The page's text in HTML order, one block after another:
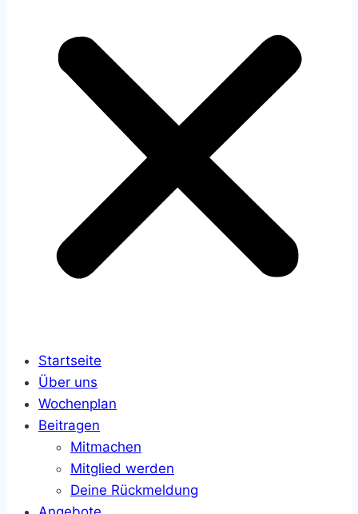
Startseite
Über uns
Wochenplan
Beitragen
Mitmachen
Mitglied werden
Deine Rückmeldung